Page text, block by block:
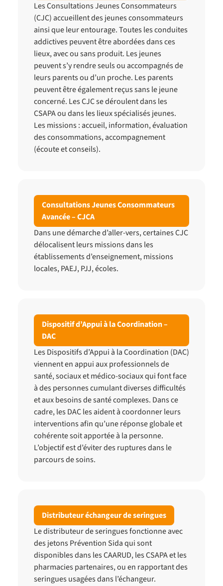
Les Consultations Jeunes Consommateurs
(CJC) accueillent des jeunes consommateurs
ainsi que leur entourage. Toutes les conduites
addictives peuvent être abordées dans ces
lieux, avec ou sans produit. Les jeunes
peuvent s’y rendre seuls ou accompagnés de
leurs parents ou d’un proche. Les parents
peuvent être également reçus sans le jeune
concerné. Les CJC se déroulent dans les
CSAPA ou dans les lieux spécialisés jeunes.
Les missions : accueil, information, évaluation
des consommations, accompagnement
(écoute et conseils).
Consultations Jeunes Consommateurs
Avancée – CJCA
Dans une démarche d’aller-vers, certaines CJC
délocalisent leurs missions dans les
établissements d’enseignement, missions
locales, PAEJ, PJJ, écoles.
Dispositif d’Appui à la Coordination –
DAC
Les Dispositifs d’Appui à la Coordination (DAC)
viennent en appui aux professionnels de
santé, sociaux et médico-sociaux qui font face
à des personnes cumulant diverses difficultés
et aux besoins de santé complexes. Dans ce
cadre, les DAC les aident à coordonner leurs
interventions afin qu’une réponse globale et
cohérente soit apportée à la personne.
L’objectif est d’éviter des ruptures dans le
parcours de soins.
Distributeur échangeur de seringues
Le distributeur de seringues fonctionne avec
des jetons Prévention Sida qui sont
disponibles dans les CAARUD, les CSAPA et les
pharmacies partenaires, ou en rapportant des
seringues usagées dans l’échangeur.